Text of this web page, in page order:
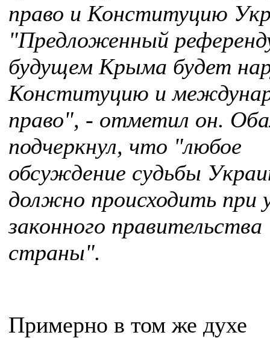
право и Конституцию
"Предложенный
будущем Крыма будет
Конституцию и
право", - отметил он.
подчеркнул, что "любое
обсуждение судьбы
должно происходить при
законного правительства
страны".
Примерно в том же духе